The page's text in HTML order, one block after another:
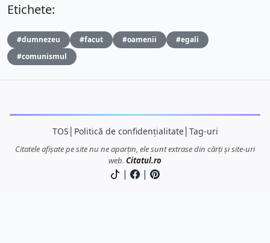
Etichete:
#dumnezeu #facut #oamenii
#egali
#comunismul
TOS Politică de confidențialitate│ Tag-uri
Citatele afișate pe site nu ne aparțin, ele sunt extrase din cărți și site-uri
web. Citatul.ro
| |